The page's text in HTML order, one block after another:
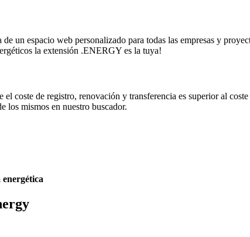
un espacio web personalizado para todas las empresas y
la extensión .ENERGY es la tuya!
coste de registro, renovación y transferencia es superior al
los mismos en nuestro buscador.
energética